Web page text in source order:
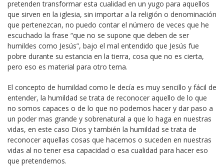
pretenden transformar esta cualidad en un yugo para aquellos
que sirven en la iglesia, sin importar a la religión o denominación
que pertenezcan, no puedo contar el número de veces que he
escuchado la frase “que no se supone que deben de ser
humildes como Jesús”, bajo el mal entendido que Jesús fue
pobre durante su estancia en la tierra, cosa que no es cierta,
pero eso es material para otro tema.
El concepto de humildad como le decía es muy sencillo y fácil de
entender, la humildad se trata de reconocer aquello de lo que
no somos capaces o de lo que no podemos hacer y dar paso a
un poder mas grande y sobrenatural a que lo haga en nuestras
vidas, en este caso Dios y también la humildad se trata de
reconocer aquellas cosas que hacemos o suceden en nuestras
vidas al no tener esa capacidad o esa cualidad para hacer eso
que pretendemos.